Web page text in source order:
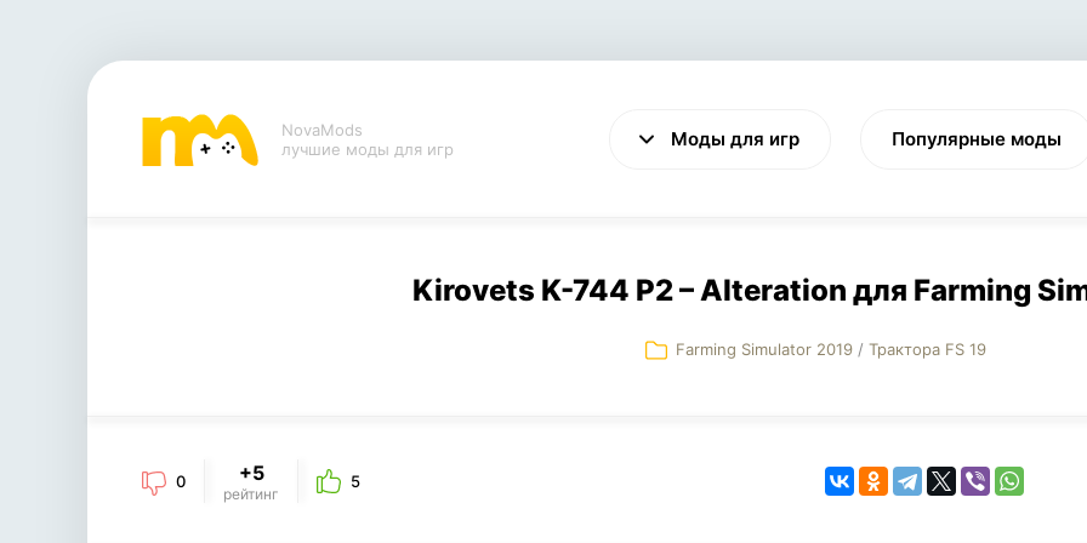
NovaMods
лучшие моды для игр
Моды для игр
VALHEIM CYBERPUNK 2077
Популярные моды
Kirovets K-744 P2 – Alteration для Farming
Farming Simulator 2019 / Трактора FS 19
0 +5
рейтинг
5